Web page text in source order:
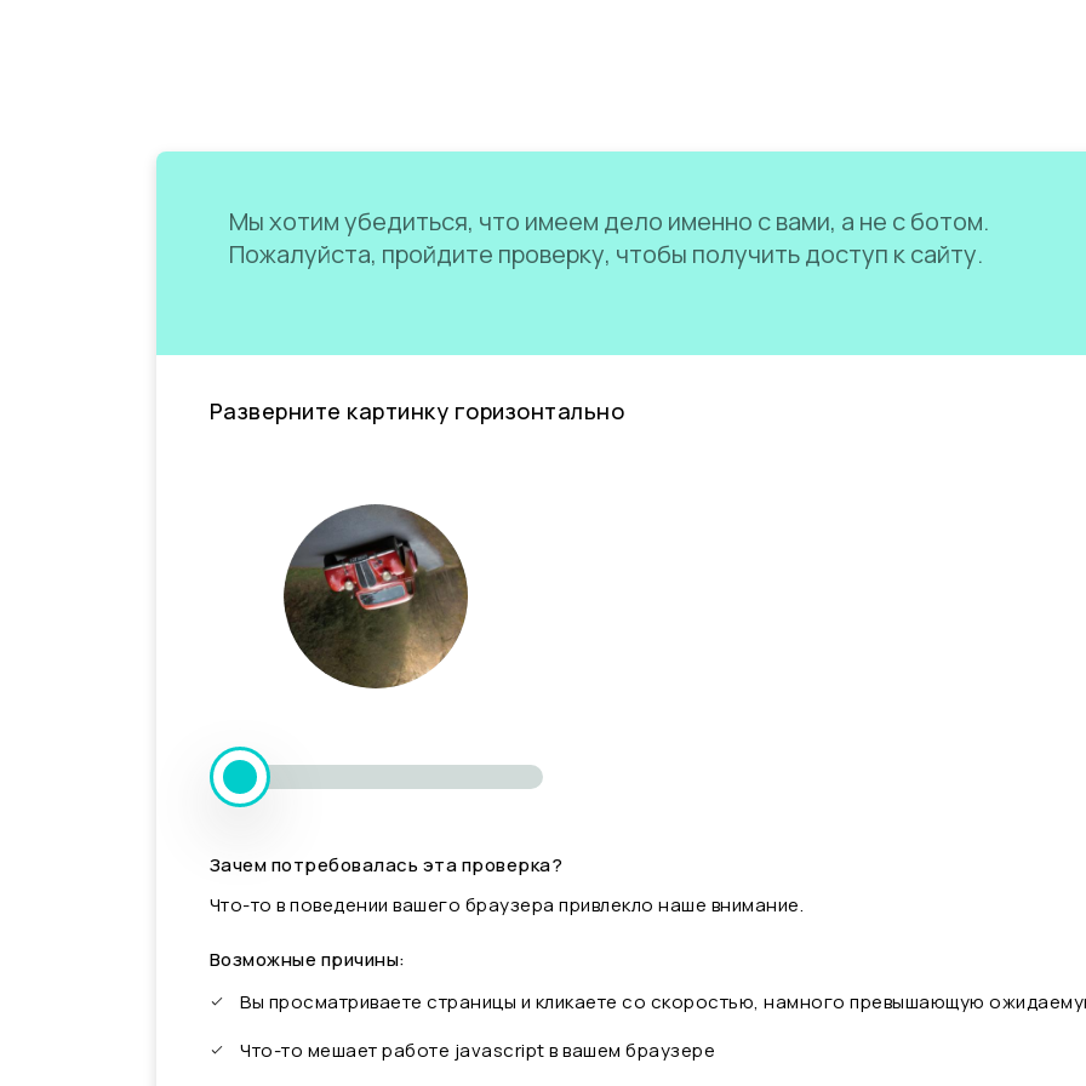
Мы хотим убедиться, что имеем дело именно с вами, а не с ботом.
Пожалуйста, пройдите проверку, чтобы получить доступ к сайту.
Разверните картинку горизонтально
Зачем потребовалась эта проверка?
Что-то в поведении вашего браузера привлекло наше внимание.
Возможные причины:
Вы просматриваете страницы и кликаете со скоростью, намного превышающую
Что-то мешает работе javascript в вашем браузере